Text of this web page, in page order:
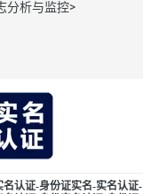
分析与监控>
认证-身份证实名-实名认证-